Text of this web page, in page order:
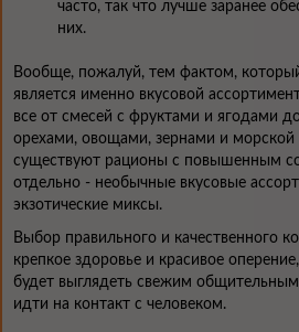
часто, так что лучше заранее
них.
Вообще, пожалуй, тем фактом,
является именно вкусовой
все от смесей с фруктами и ягодами
орехами, овощами, зернами и морской
существуют рационы с повышенным
отдельно - необычные вкусовые
экзотические миксы.
Выбор правильного и качественного
крепкое здоровье и красивое
будет выглядеть свежим
идти на контакт с человеком.